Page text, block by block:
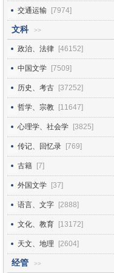
交通运输 [7974]
文科 >>
政治、法律 [46152]
中国文学 [7509]
历史、考古 [37252]
哲学、宗教 [11647]
心理学、社会学 [3825]
传记、回忆录 [769]
古籍 [7]
外国文学 [37]
语言、文字 [2888]
文化、教育 [13172]
天文、地理 [2604]
经管 >>